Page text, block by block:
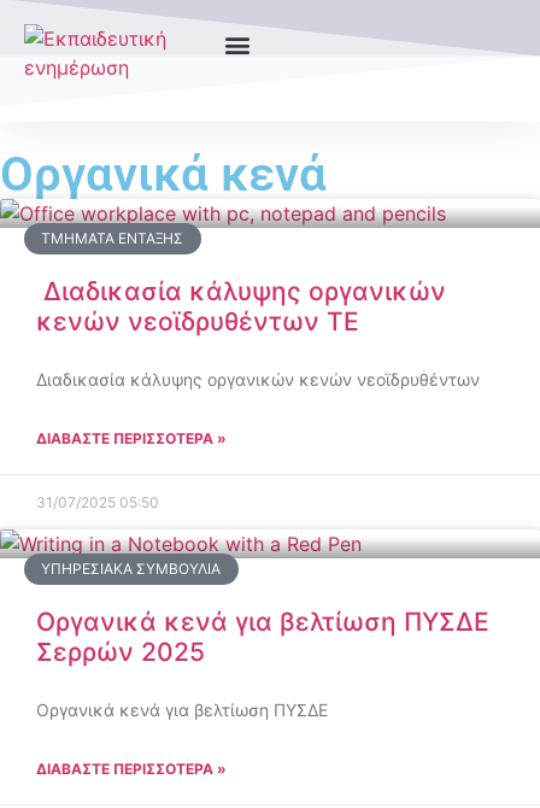
Οργανικά κενά
ΤΜΉΜΑΤΑ ΈΝΤΑΞΗΣ
Διαδικασία κάλυψης οργανικών
κενών νεοϊδρυθέντων ΤΕ
Διαδικασία κάλυψης οργανικών κενών νεοϊδρυθέντων
ΔΙΑΒΑΣΤΕ ΠΕΡΙΣΣΟΤΕΡΑ »
31/07/2025 05:50
ΥΠΗΡΕΣΙΑΚΆ ΣΥΜΒΟΎΛΙΑ
Οργανικά κενά για βελτίωση ΠΥΣΔΕ
Σερρών 2025
Οργανικά κενά για βελτίωση ΠΥΣΔΕ
ΔΙΑΒΑΣΤΕ ΠΕΡΙΣΣΟΤΕΡΑ »